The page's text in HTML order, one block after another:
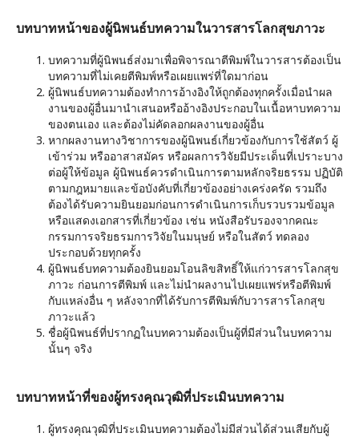
บทบาทหน้าของผู้นิพนธ์บทความในวารสารโลกสุขภาวะ
บทความที่ผู้นิพนธ์ส่งมาเพื่อพิจารณาตีพิมพ์ในวารสารต้องเป็น
บทความที่ไม่เคยตีพิมพ์หรือเผยแพร่ที่ใดมาก่อน
ผู้นิพนธ์บทความต้องทำการอ้างอิงให้ถูกต้องทุกครั้งเมื่อนำผล
งานของผู้อื่นมานำเสนอหรืออ้างอิงประกอบในเนื้อหาบทความ
ของตนเอง และต้องไม่คัดลอกผลงานของผู้อื่น
หากผลงานทางวิชาการของผู้นิพนธ์เกี่ยวข้องกับการใช้สัตว์ ผู้
เข้าร่วม หรืออาสาสมัคร หรือผลการวิจัยมีประเด็นที่เปราะบาง
ต่อผู้ให้ข้อมูล ผู้นิพนธ์ควรดำเนินการตามหลักจริยธรรม ปฏิบัติ
ตามกฎหมายและข้อบังคับที่เกี่ยวข้องอย่างเคร่งครัด รวมถึง
ต้องได้รับความยินยอมก่อนการดำเนินการเก็บรวบรวมข้อมูล
หรือแสดงเอกสารที่เกี่ยวข้อง เช่น หนังสือรับรองจากคณะ
กรรมการจริยธรมการวิจัยในมนุษย์ หรือในสัตว์ ทดลอง
ประกอบด้วยทุกครั้ง
ผู้นิพนธ์บทความต้องยินยอมโอนลิขสิทธิ์ให้แก่วารสารโลกสุข
ภาวะ ก่อนการตีพิมพ์ และไม่นำผลงานไปเผยแพร่หรือตีพิมพ์
กับแหล่งอื่น ๆ หลังจากที่ได้รับการตีพิมพ์กับวารสารโลกสุข
ภาวะแล้ว
ชื่อผู้นิพนธ์ที่ปรากฏในบทความต้องเป็นผู้ที่มีส่วนในบทความ
นั้นๆ จริง
บทบาทหน้าที่ของผู้ทรงคุณวุฒิที่ประเมินบทความ
ผู้ทรงคุณวุฒิที่ประเมินบทความต้องไม่มีส่วนได้ส่วนเสียกับผู้